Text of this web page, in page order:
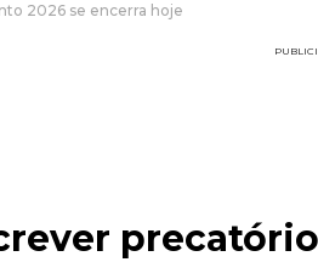
2026 se encerra hoje